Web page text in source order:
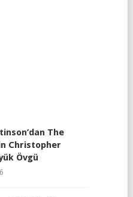
The
Christopher
Övgü